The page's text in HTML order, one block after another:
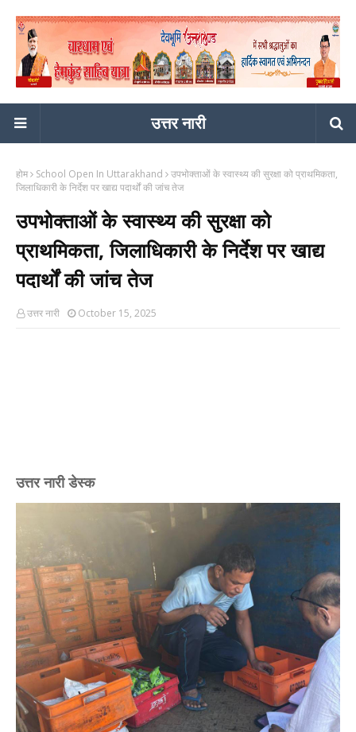
उत्तर नारी
होम School Open In Uttarakhand
उपभोक्ताओं के स्वास्थ्य की सुरक्षा को प्राथमिकता,
जिलाधिकारी के निर्देश पर खाद्य पदार्थों की जांच तेज
उपभोक्ताओं के स्वास्थ्य की सुरक्षा को
प्राथमिकता, जिलाधिकारी के निर्देश पर खाद्य
पदार्थों की जांच तेज
उत्तर नारी October 15, 2025
उत्तर नारी डेस्क